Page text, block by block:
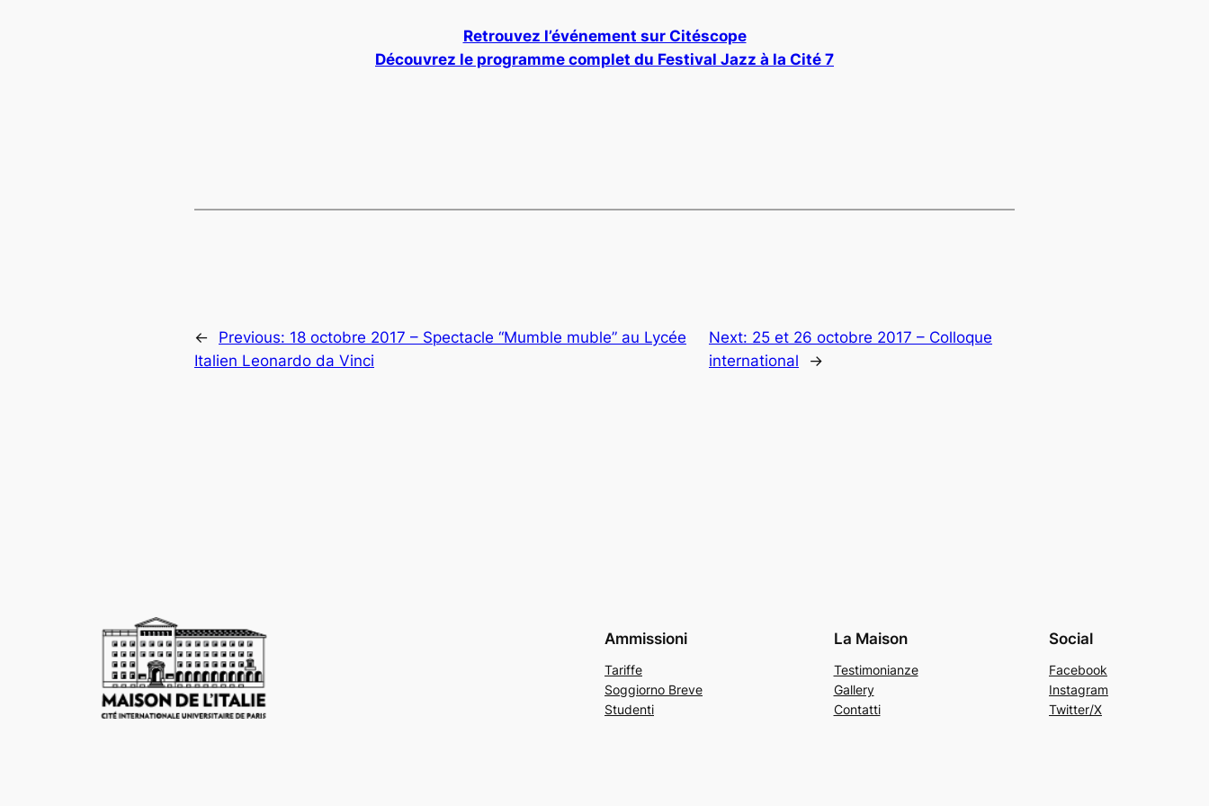
Retrouvez l’événement sur Citéscope
Découvrez le programme complet du Festival Jazz à la Cité 7
← Previous: 18 octobre 2017 – Spectacle “Mumble muble” au Lycée
Italien Leonardo da Vinci
Next: 25 et 26 octobre 2017 – Colloque
international
→
Ammissioni
Tariffe
Soggiorno Breve
Studenti
La Maison
Testimonianze
Gallery
Contatti
Social
Facebook
Instagram
Twitter/X